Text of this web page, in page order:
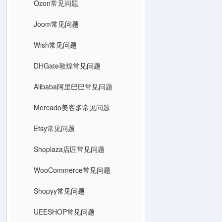
Ozon常见问题
Joom常见问题
Wish常见问题
DHGate敦煌常见问题
Alibaba阿里巴巴常见问题
Mercado美客多常见问题
Etsy常见问题
Shoplaza店匠常见问题
WooCommerce常见问题
Shopyy常见问题
UEESHOP常见问题